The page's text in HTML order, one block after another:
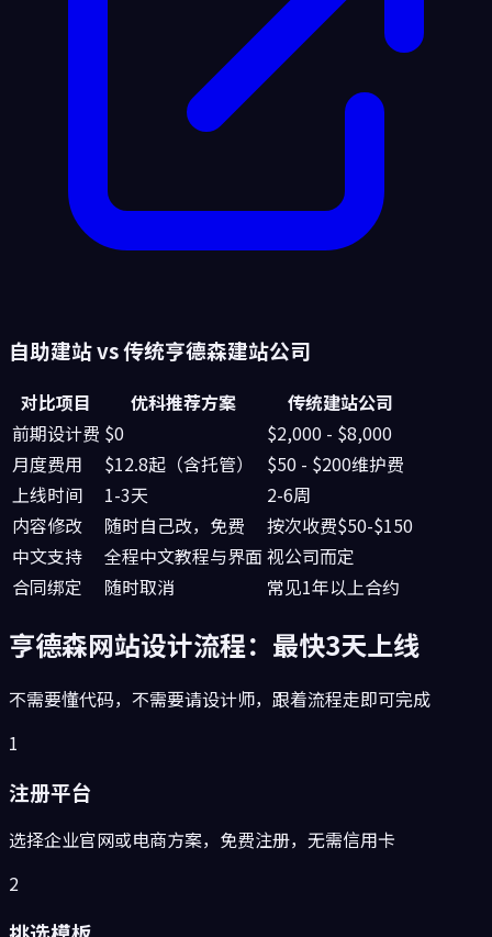
自助建站 vs 传统亨德森建站公司
对比项目 优科推荐方案
传统建站公司
前期设计费 $0
$2,000 - $8,000
月度费用
$12.8起（含托管）
$50 - $200维护费
上线时间
1-3天
2-6周
内容修改
随时自己改，免费
按次收费$50-$150
中文支持
全程中文教程与界面视公司而定
合同绑定
随时取消 常见1年以上合约
亨德森网站设计流程：最快3天上线
不需要懂代码，不需要请设计师，跟着流程走即可完成
1
注册平台
选择企业官网或电商方案，免费注册，无需信用卡
2